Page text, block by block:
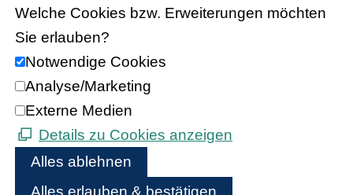
Welche Cookies bzw. Erweiterungen möchten
Sie erlauben?
Notwendige Cookies
Analyse/Marketing
Externe Medien
Details zu Cookies anzeigen
Alles ablehnen
Alles erlauben & bestätigen